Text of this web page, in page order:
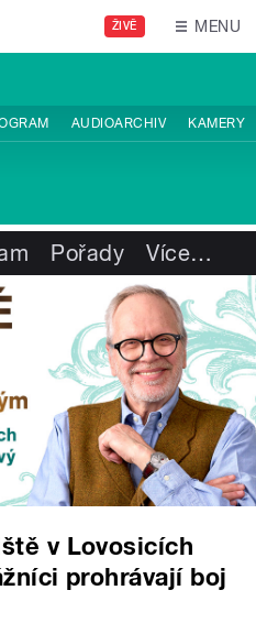
ŽIVĚ MENU
AUDIOARCHIV KAMERY
Pořady Více…
v Lovosicích
prohrávají boj